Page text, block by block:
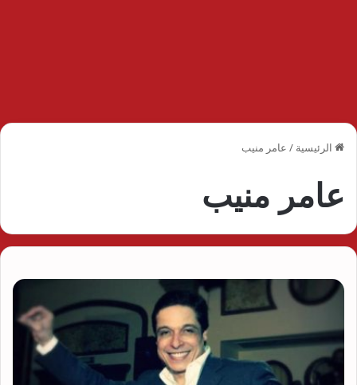
الرئيسية / عامر منيب
عامر منيب